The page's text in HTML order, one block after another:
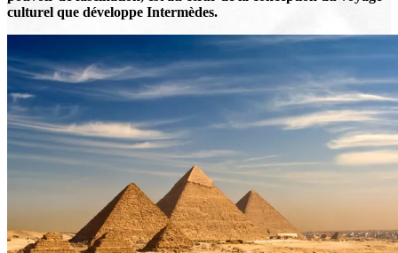
culturel que développe Intermèdes.